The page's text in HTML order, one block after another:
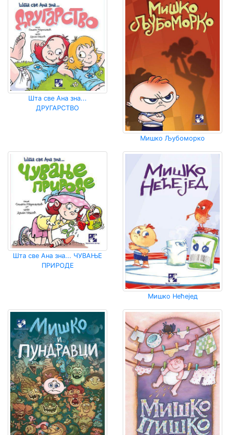
Шта све Ана зна...
ДРУГАРСТВО
Мишко Љубоморко
Шта све Ана зна... ЧУВАЊЕ
ПРИРОДЕ
Мишко Нећејед